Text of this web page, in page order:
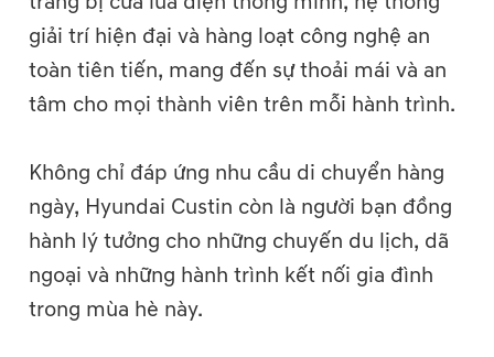
giải trí hiện đại và hàng loạt công nghệ an
toàn tiên tiến, mang đến sự thoải mái và an
tâm cho mọi thành viên trên mỗi hành trình.
Không chỉ đáp ứng nhu cầu di chuyển hàng
ngày, Hyundai Custin còn là người bạn đồng
hành lý tưởng cho những chuyến du lịch, dã
ngoại và những hành trình kết nối gia đình
trong mùa hè này.